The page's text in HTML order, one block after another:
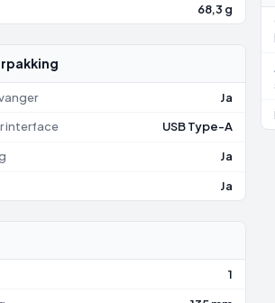
68,3 g
Ja
interface USB Type-A
Ja
Ja
1